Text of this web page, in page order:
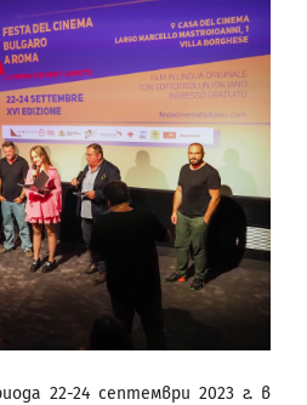
22-24 септември 2023 г. в